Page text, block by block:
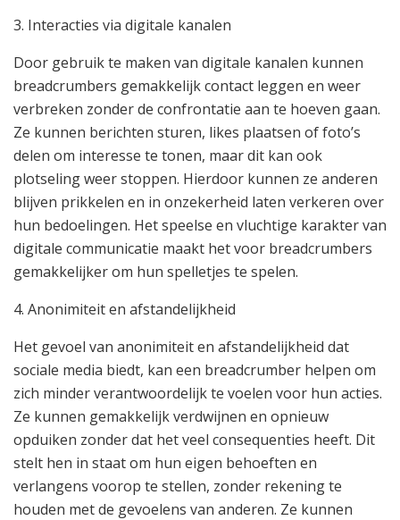
3. Interacties via digitale kanalen
Door gebruik te maken van digitale kanalen kunnen
breadcrumbers gemakkelijk contact leggen en weer
verbreken zonder de confrontatie aan te hoeven gaan.
Ze kunnen berichten sturen, likes plaatsen of foto’s
delen om interesse te tonen, maar dit kan ook
plotseling weer stoppen. Hierdoor kunnen ze anderen
blijven prikkelen en in onzekerheid laten verkeren over
hun bedoelingen. Het speelse en vluchtige karakter van
digitale communicatie maakt het voor breadcrumbers
gemakkelijker om hun spelletjes te spelen.
4. Anonimiteit en afstandelijkheid
Het gevoel van anonimiteit en afstandelijkheid dat
sociale media biedt, kan een breadcrumber helpen om
zich minder verantwoordelijk te voelen voor hun acties.
Ze kunnen gemakkelijk verdwijnen en opnieuw
opduiken zonder dat het veel consequenties heeft. Dit
stelt hen in staat om hun eigen behoeften en
verlangens voorop te stellen, zonder rekening te
houden met de gevoelens van anderen. Ze kunnen